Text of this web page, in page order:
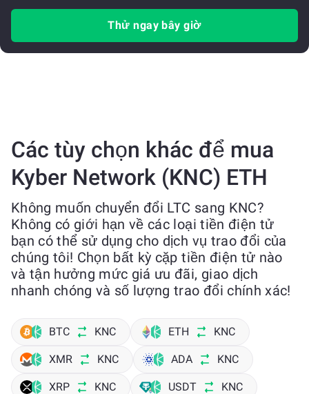
Thử ngay bây giờ
Các tùy chọn khác để mua
Kyber Network (KNC) ETH
Không muốn chuyển đổi LTC sang KNC?
Không có giới hạn về các loại tiền điện tử
bạn có thể sử dụng cho dịch vụ trao đổi của
chúng tôi! Chọn bất kỳ cặp tiền điện tử nào
và tận hưởng mức giá ưu đãi, giao dịch
nhanh chóng và số lượng trao đổi chính xác!
BTC KNC ETH KNC
XMR KNC ADA KNC
XRP KNC USDT KNC